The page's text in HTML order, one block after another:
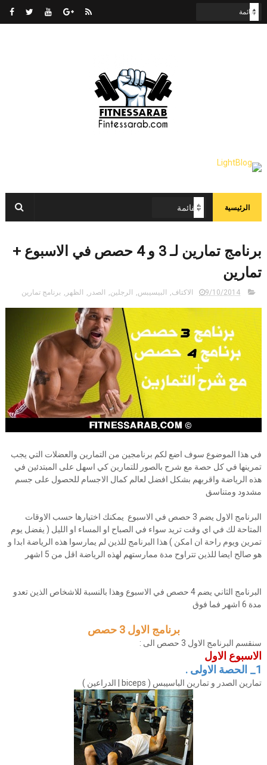
الرئيسية
برنامج تمارين لـ 3 و 4 حصص في الاسبوع +
تمارين
9/10/2014 الاكتاف, البيسيبس, الرجلين, الصدر , الظهر , برنامج تمارين
في هذا الموضوع سوف اضع لكم برنامجين من التمارين والعضلات التي يجب
تمرينها في كل حصة مع شرح بالصور للتمارين كي اسهل على المبتدئين في
هذه الرياضة واقربهم بشكل افضل لعالم كمال الاجسام للحصول على جسم
مشدود ومتناسق
البرنامج الاول يضم 3 حصص في الاسبوع يمكنك اختيارها حسب الاوقات
المتاحة لك في اي وقت تريد سواء في الصباح او المساء او الليل ( يفضل يوم
تمرين ويوم راحة ان امكن ) هذا البرنامج للذين لم يمارسوا هذه الرياضة ابدا و
هو صالح ايضا للذين تتراوح مدة ممارستهم لهذه الرياضة اقل من 5 اشهر
البرنامج الثاني يضم 4 حصص في الاسبوع وهذا بالنسبة للاشخاص الذين تعدو
مدة 6 اشهر فما فوق
برنامج الاول 3 حصص
سنقسم البرنامج الاول 3 حصص الى :
الاسبوع الاول
1_ الحصة الاولى .
تمارين الصدر و تمارين الباسيبس ( biceps | الدراعين )